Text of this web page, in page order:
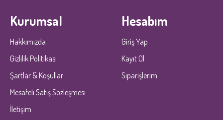
Kurumsal
Hakkımızda
Gizlilik Politikası
Şartlar & Koşullar
Mesafeli Satış Sözleşmesi
İletişim
Hesabım
Giriş Yap
Kayıt Ol
Siparişlerim